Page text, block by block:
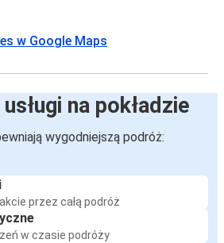
w Google Maps
na pokładzie
wygodniejszą podróż:
przez całą podróż
w czasie podróży